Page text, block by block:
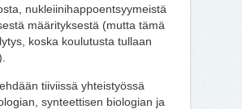
nukleiinihappoentsyymeistä
määrityksestä (mutta tämä
koska koulutusta tullaan
tiiviissä yhteistyössä
synteettisen biologian ja